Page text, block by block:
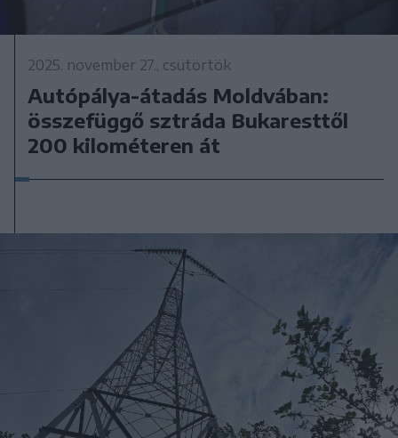
2025. november 27., csütörtök
Autópálya-átadás Moldvában:
összefüggő sztráda Bukaresttől
200 kilométeren át